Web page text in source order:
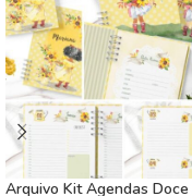
Arquivo Kit Agendas Doce